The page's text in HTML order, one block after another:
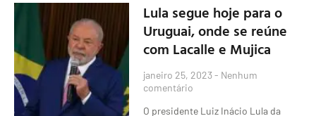
Lula segue hoje para o
Uruguai, onde se reúne
com Lacalle e Mujica
janeiro 25, 2023 Nenhum
comentário
O presidente Luiz Inácio Lula da